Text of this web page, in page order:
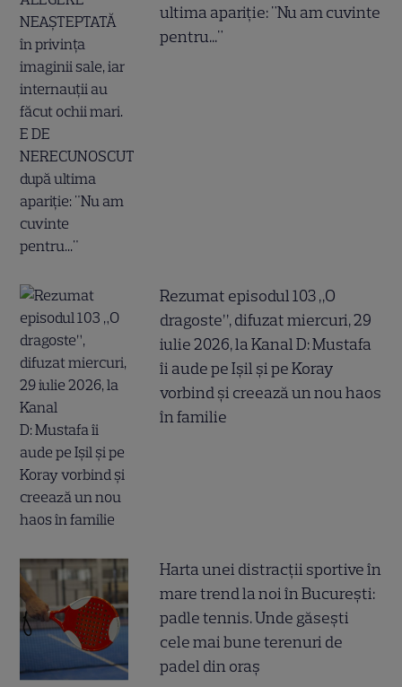
ultima apariție: "Nu am cuvinte
pentru..."
Rezumat episodul 103 „O
dragoste”, difuzat miercuri, 29
iulie 2026, la Kanal D: Mustafa
îi aude pe Ișil și pe Koray
vorbind și creează un nou haos
în familie
Harta unei distracții sportive în
mare trend la noi în București:
padle tennis. Unde găsești
cele mai bune terenuri de
padel din oraș